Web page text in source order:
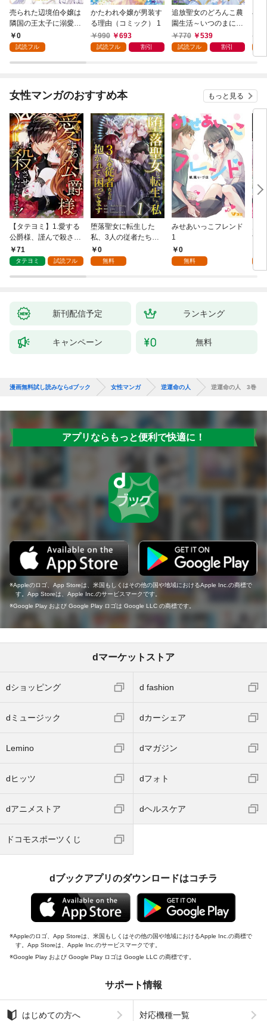
売られた辺境伯令嬢は
隣国の王太子に溺愛さ
れる 1
0
試読フル
かたわれ令嬢が男装す
る理由（コミック） 1
990
693
試読フル 割引
追放聖女のどろんこ農
園生活～いつのまにか
隣国を救ってしまいま
した～（コミック） 1
770 539
試読フル 割引
小
女性マンガのおすすめ本 もっと見る
【タテヨミ】1.愛する
公爵様、謹んで殺させ
ていただきます！
71
タテヨミ 試読フル
堕落聖女に転生した
私、3人の従者たちに
抱かれて困ってます 第
1話
0
無料
みせあいっこフレンド
1
0
無料
す
ま
新刊配信予定 ランキング
キャンペーン 無料
漫画無料試し読みならdブック 女性マンガ 逆運命の人 逆運命の人 3巻
アプリならもっと便利で快適に！
Appleのロゴ、App Storeは、米国もしくはその他の国や地域におけるApple Inc.の商標で
す。App Storeは、Apple Inc.のサービスマークです。
Google Play および Google Play ロゴは Google LLC の商標です。
dマーケットストア
dショッピング d fashion
dミュージック dカーシェア
Lemino dマガジン
dヒッツ dフォト
dアニメストア dヘルスケア
ドコモスポーツくじ
dブックアプリのダウンロードはコチラ
Appleのロゴ、App Storeは、米国もしくはその他の国や地域におけるApple Inc.の商標で
す。App Storeは、Apple Inc.のサービスマークです。
Google Play および Google Play ロゴは Google LLC の商標です。
サポート情報
はじめての方へ 対応機種一覧